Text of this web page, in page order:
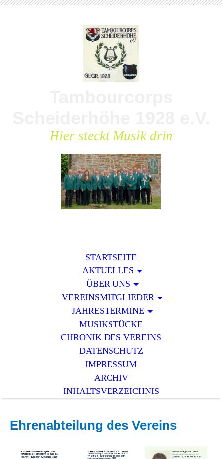
Hier steckt Musik drin
STARTSEITE
AKTUELLES
ÜBER UNS
VEREINSMITGLIEDER
JAHRESTERMINE
MUSIKSTÜCKE
CHRONIK DES VEREINS
DATENSCHUTZ
IMPRESSUM
ARCHIV
INHALTSVERZEICHNIS
Ehrenabteilung des Vereins